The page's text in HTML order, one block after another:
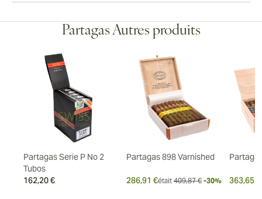
Partagas Autres produits
Partagas Serie P No 2
Tubos
162,20 €
Partagas 898 Varnished
286,91 €était 409,87 € -30% 363,65 €